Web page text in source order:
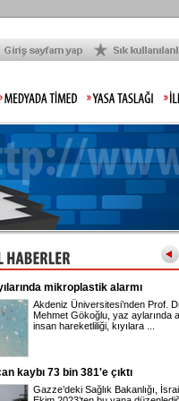
mikroplastik alarmı
Üniversitesi’nden Prof. Dr.
Mehmet Gökoğlu, yaz aylarında artan
hareketliliği, kıyılara ...
73 bin 381'e çıktı
Gazze’deki Sağlık Bakanlığı, İsrail’in